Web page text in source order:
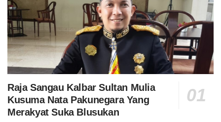
Raja Sangau Kalbar Sultan Mulia
Kusuma Nata Pakunegara Yang
Merakyat Suka Blusukan